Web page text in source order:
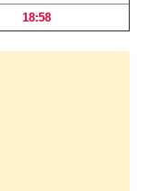
18:58